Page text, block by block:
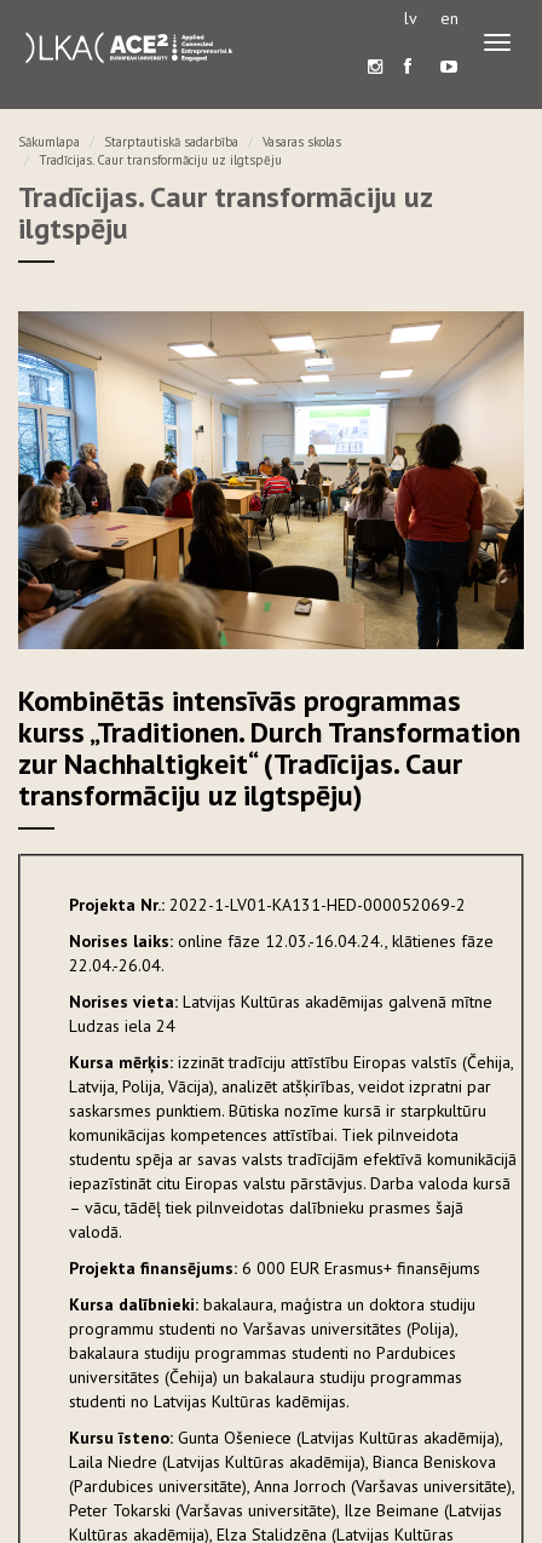
lv en
Sākumlapa Starptautiskā sadarbība
Vasaras skolas
Tradīcijas. Caur transformāciju uz ilgtspēju
Tradīcijas. Caur transformāciju uz
ilgtspēju
Kombinētās intensīvās programmas
kurss „Traditionen. Durch Transformation
zur Nachhaltigkeit“ (Tradīcijas. Caur
transformāciju uz ilgtspēju)
Projekta Nr.: 2022-1-LV01-KA131-HED-000052069-2
Norises laiks: online fāze 12.03.-16.04.24., klātienes fāze
22.04.-26.04.
Norises vieta: Latvijas Kultūras akadēmijas galvenā mītne
Ludzas iela 24
Kursa mērķis: izzināt tradīciju attīstību Eiropas valstīs (Čehija,
Latvija, Polija, Vācija), analizēt atšķirības, veidot izpratni par
saskarsmes punktiem. Būtiska nozīme kursā ir starpkultūru
komunikācijas kompetences attīstībai. Tiek pilnveidota
studentu spēja ar savas valsts tradīcijām efektīvā komunikācijā
iepazīstināt citu Eiropas valstu pārstāvjus. Darba valoda kursā
– vācu, tādēļ tiek pilnveidotas dalībnieku prasmes šajā
valodā.
Projekta finansējums: 6 000 EUR Erasmus+ finansējums
Kursa dalībnieki: bakalaura, maģistra un doktora studiju
programmu studenti no Varšavas universitātes (Polija),
bakalaura studiju programmas studenti no Pardubices
universitātes (Čehija) un bakalaura studiju programmas
studenti no Latvijas Kultūras kadēmijas.
Kursu īsteno: Gunta Ošeniece (Latvijas Kultūras akadēmija),
Laila Niedre (Latvijas Kultūras akadēmija), Bianca Beniskova
(Pardubices universitāte), Anna Jorroch (Varšavas universitāte),
Peter Tokarski (Varšavas universitāte), Ilze Beimane (Latvijas
Kultūras akadēmija), Elza Stalidzēna (Latvijas Kultūras